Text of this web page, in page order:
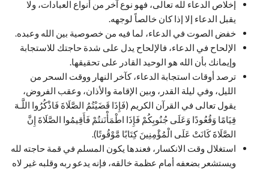
إخلاص الدعاء لله تعالى، فهو نوع آخر من أنواع العبادات، ولا
يقبل الدعاء إلا إذا كان خالصاً لوجهه.
خفض الصوت في الدعاء، لما فيه من خصوصية بين الله وعبده.
الإلحاح في الدعاء، فالإلحاح يدل على شدة حاجتك للاستجابة
وإيمانك بأن الله هو الوحيد القادر على تحقيقها.
ترصد أوقات استجابة الدعاء، كآخر النهار ووقت السحر من
الليل، وفي ليلة القدر، وبين الإقامة والأذان، وعقب الفروض،
يقول تعالى في القرآن الكريم (فَإِذَا قَضَيْتُمُ الصَّلَاةَ فَاذْكُرُوا اللَّـهَ
قِيَامًا وَقُعُودًا وَعَلَى جُنُوبِكُمْ فَإِذَا اطْمَأْنَنتُمْ فَأَقِيمُوا الصَّلَاةَ إِنَّ
الصَّلَاةَ كَانَتْ عَلَى الْمُؤْمِنِينَ كِتَابًا مَّوْقُوتًا).
استغلال وقت الانكسار، فعندها يكون المسلم في قمة حاجته لله
ويستشعر بضعفه أمام عظمة خالقه، فإنه يدعو ربه وقلبه غير لاه